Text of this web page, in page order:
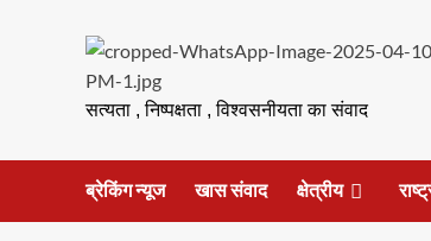
सत्यता , निष्पक्षता , विश्वसनीयता का संवाद
ब्रेकिंग न्यूज खास संवाद क्षेत्रीय